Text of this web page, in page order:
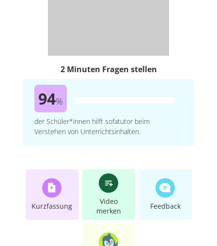
2 Minuten Fragen stellen
94%
der Schüler*innen hilft sofatutor beim
Verstehen von Unterrichtsinhalten.
Kurzfassung
Video
merken
Feedback